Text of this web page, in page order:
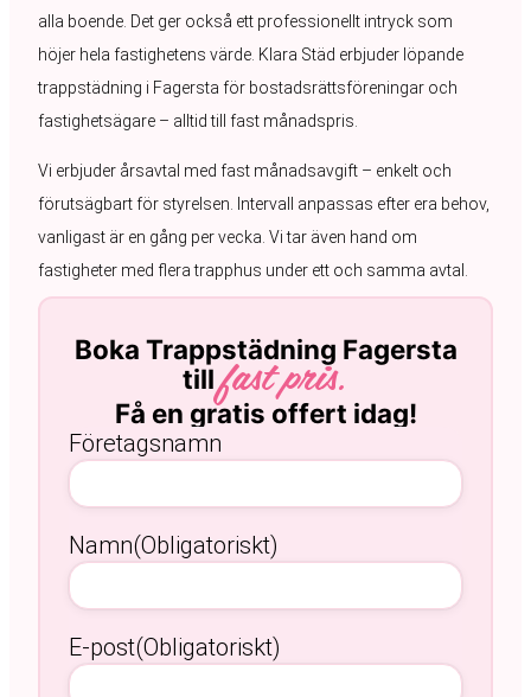
alla boende. Det ger också ett professionellt intryck som
höjer hela fastighetens värde. Klara Städ erbjuder löpande
trappstädning i Fagersta för bostadsrättsföreningar och
fastighetsägare – alltid till fast månadspris.
Vi erbjuder årsavtal med fast månadsavgift – enkelt och
förutsägbart för styrelsen. Intervall anpassas efter era behov,
vanligast är en gång per vecka. Vi tar även hand om
fastigheter med flera trapphus under ett och samma avtal.
Boka Trappstädning Fagersta
tillfast pris.
Få en gratis offert idag!
Företagsnamn
Namn(Obligatoriskt)
E-post(Obligatoriskt)